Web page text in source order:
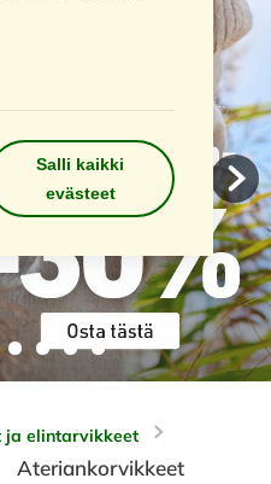
Salli kaikki
evästeet
ja elintarvikkeet
Ateriankorvikkeet